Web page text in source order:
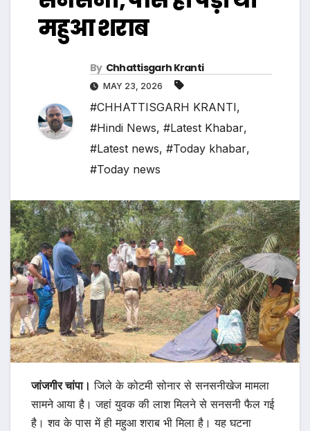
महुआ शराब
By Chhattisgarh Kranti
MAY 23, 2026
#CHHATTISGARH KRANTI,
#Hindi News, #Latest Khabar,
#Latest news, #Today khabar,
#Today news
जांजगीर चांपा। जिले के कोटमी सोनार से सनसनीखेज मामला
सामने आया है। जहां युवक की लाश मिलने से सनसनी फैल गई
है। शव के पास में ही महुआ शराब भी मिला है। यह घटना